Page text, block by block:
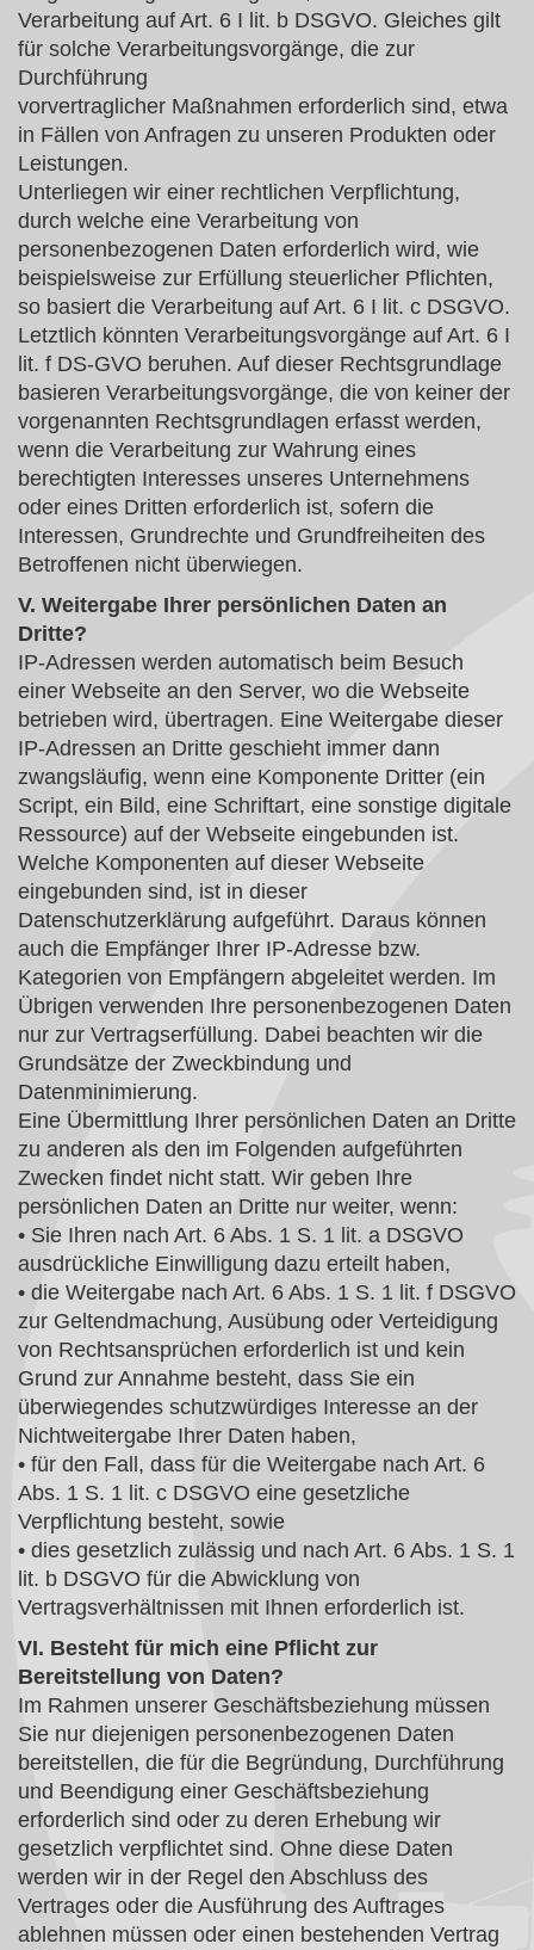
Verarbeitung auf Art. 6 I lit. b DSGVO. Gleiches gilt
für solche Verarbeitungsvorgänge, die zur
Durchführung
vorvertraglicher Maßnahmen erforderlich sind, etwa
in Fällen von Anfragen zu unseren Produkten oder
Leistungen.
Unterliegen wir einer rechtlichen Verpflichtung,
durch welche eine Verarbeitung von
personenbezogenen Daten erforderlich wird, wie
beispielsweise zur Erfüllung steuerlicher Pflichten,
so basiert die Verarbeitung auf Art. 6 I lit. c DSGVO.
Letztlich könnten Verarbeitungsvorgänge auf Art. 6 I
lit. f DS-GVO beruhen. Auf dieser Rechtsgrundlage
basieren Verarbeitungsvorgänge, die von keiner der
vorgenannten Rechtsgrundlagen erfasst werden,
wenn die Verarbeitung zur Wahrung eines
berechtigten Interesses unseres Unternehmens
oder eines Dritten erforderlich ist, sofern die
Interessen, Grundrechte und Grundfreiheiten des
Betroffenen nicht überwiegen.
V. Weitergabe Ihrer persönlichen Daten an
Dritte?
IP-Adressen werden automatisch beim Besuch
einer Webseite an den Server, wo die Webseite
betrieben wird, übertragen. Eine Weitergabe dieser
IP-Adressen an Dritte geschieht immer dann
zwangsläufig, wenn eine Komponente Dritter (ein
Script, ein Bild, eine Schriftart, eine sonstige digitale
Ressource) auf der Webseite eingebunden ist.
Welche Komponenten auf dieser Webseite
eingebunden sind, ist in dieser
Datenschutzerklärung aufgeführt. Daraus können
auch die Empfänger Ihrer IP-Adresse bzw.
Kategorien von Empfängern abgeleitet werden. Im
Übrigen verwenden Ihre personenbezogenen Daten
nur zur Vertragserfüllung. Dabei beachten wir die
Grundsätze der Zweckbindung und
Datenminimierung.
Eine Übermittlung Ihrer persönlichen Daten an Dritte
zu anderen als den im Folgenden aufgeführten
Zwecken findet nicht statt. Wir geben Ihre
persönlichen Daten an Dritte nur weiter, wenn:
• Sie Ihren nach Art. 6 Abs. 1 S. 1 lit. a DSGVO
ausdrückliche Einwilligung dazu erteilt haben,
• die Weitergabe nach Art. 6 Abs. 1 S. 1 lit. f DSGVO
zur Geltendmachung, Ausübung oder Verteidigung
von Rechtsansprüchen erforderlich ist und kein
Grund zur Annahme besteht, dass Sie ein
überwiegendes schutzwürdiges Interesse an der
Nichtweitergabe Ihrer Daten haben,
• für den Fall, dass für die Weitergabe nach Art. 6
Abs. 1 S. 1 lit. c DSGVO eine gesetzliche
Verpflichtung besteht, sowie
• dies gesetzlich zulässig und nach Art. 6 Abs. 1 S. 1
lit. b DSGVO für die Abwicklung von
Vertragsverhältnissen mit Ihnen erforderlich ist.
VI. Besteht für mich eine Pflicht zur
Bereitstellung von Daten?
Im Rahmen unserer Geschäftsbeziehung müssen
Sie nur diejenigen personenbezogenen Daten
bereitstellen, die für die Begründung, Durchführung
und Beendigung einer Geschäftsbeziehung
erforderlich sind oder zu deren Erhebung wir
gesetzlich verpflichtet sind. Ohne diese Daten
werden wir in der Regel den Abschluss des
Vertrages oder die Ausführung des Auftrages
ablehnen müssen oder einen bestehenden Vertrag